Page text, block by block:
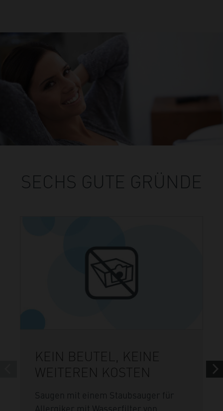
SECHS GUTE GRÜNDE
KEIN BEUTEL, KEINE
WEITEREN KOSTEN
Saugen mit einem Staubsauger für
Allergiker mit Wasserfilter von